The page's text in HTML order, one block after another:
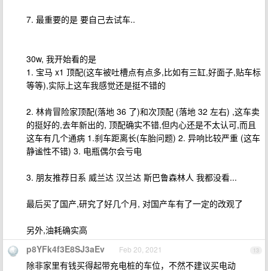
7. 最重要的是 要自己去试车..
30w, 我开始看的是
1. 宝马 x1 顶配(这车被吐槽点有点多,比如有三缸,好面子,贴车标
等等),实际上这车我感觉还是挺不错的
2. 林肯冒险家顶配(落地 36 了)和次顶配 (落地 32 左右) ,这车卖
的挺好的,去年新出的, 顶配确实不错,但内心还是不太认可,而且
这车有几个通病 1.刹车距离长(车胎问题) 2. 异响比较严重 (这车
静谧性不错) 3. 电瓶偶尔会亏电
3. 朋友推荐日系 威兰达 汉兰达 斯巴鲁森林人 我都没看...
最后买了国产,研究了好几个月, 对国产车有了一定的改观了
另外,油耗确实高
13
p8YFk4f3E8SJ3aEv Feb 20, 2021
除非家里有钱买得起带充电桩的车位，不然不建议买电动